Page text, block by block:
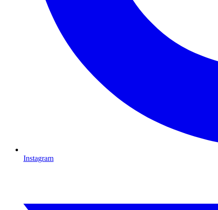
Instagram